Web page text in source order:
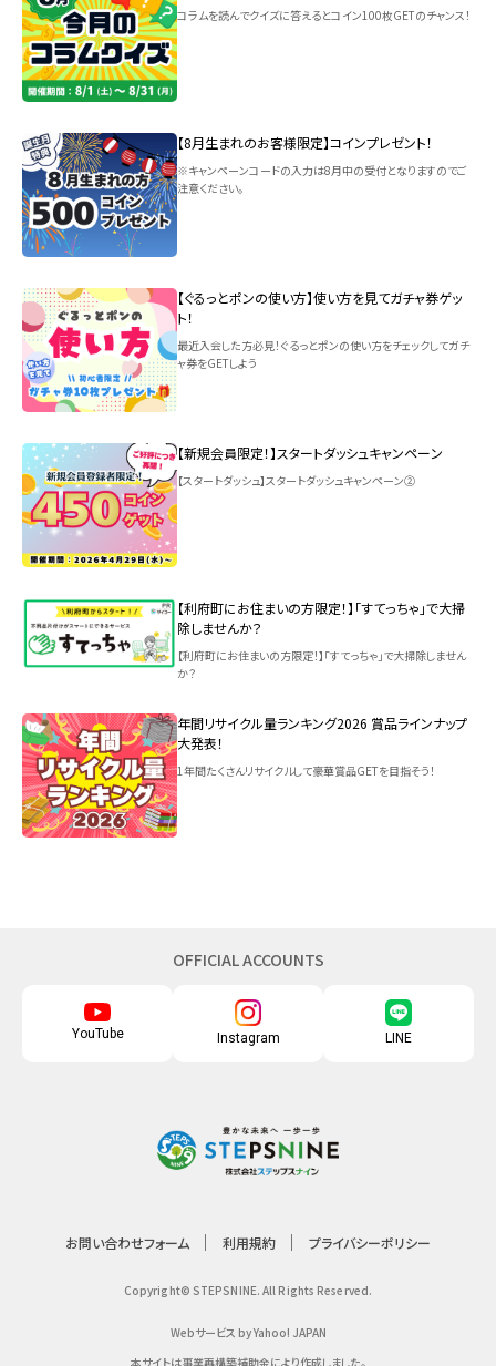
コラムを読んでクイズに答えるとコイン100枚GETのチャンス！
【8月生まれのお客様限定】コインプレゼント！
※キャンペーンコードの入力は8月中の受付となりますのでご
注意ください。
【ぐるっとポンの使い方】使い方を見てガチャ券ゲッ
ト！
最近入会した方必見！ぐるっとポンの使い方をチェックしてガチ
ャ券をGETしよう
【新規会員限定！】スタートダッシュキャンペーン
【スタートダッシュ】スタートダッシュキャンペーン②
【利府町にお住まいの方限定！】「すてっちゃ」で大掃
除しませんか？
【利府町にお住まいの方限定！】「すてっちゃ」で大掃除しません
か？
年間リサイクル量ランキング2026 賞品ラインナップ
大発表！
1年間たくさんリサイクルして豪華賞品GETを目指そう！
OFFICIAL ACCOUNTS
YouTube Instagram LINE
お問い合わせフォーム 利用規約 プライバシーポリシー
Copyright© STEPSNINE. All Rights Reserved.
Webサービス by Yahoo! JAPAN
本サイトは事業再構築補助金により作成しました。